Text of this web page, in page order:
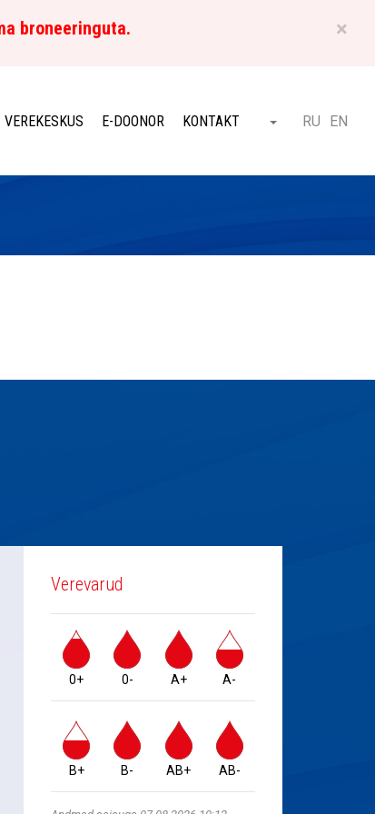
×
broneeringuta.
VEREKESKUS E-DOONOR KONTAKT Otsi ET
RU EN
Verevarud
0+ 0- A+ A-
B+ B- AB+ AB-